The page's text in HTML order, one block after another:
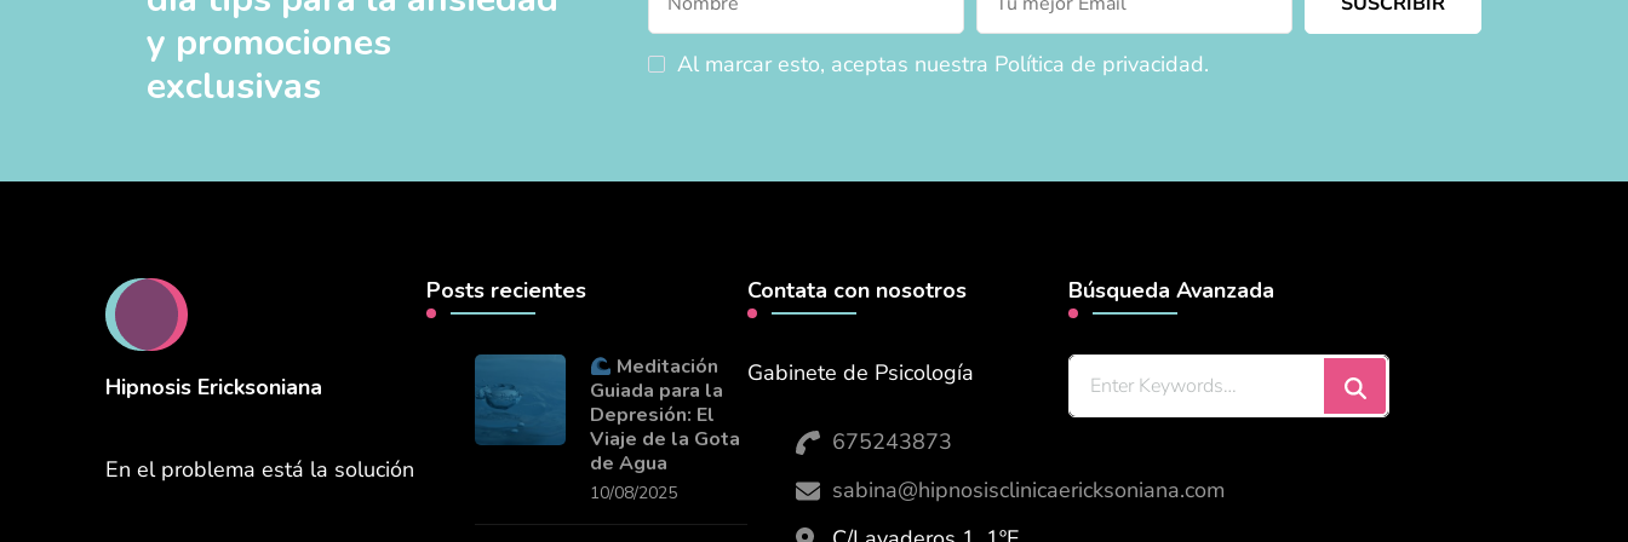
y promociones
exclusivas
Al marcar esto, aceptas nuestra Política de privacidad.
Hipnosis Ericksoniana
En el problema está la solución
Posts recientes
Meditación
Guiada para la
Depresión: El
Viaje de la Gota
de Agua
10/08/2025
Contata con nosotros
Gabinete de Psicología
675243873
sabina@hipnosisclinicaericksoniana.com
Búsqueda Avanzada